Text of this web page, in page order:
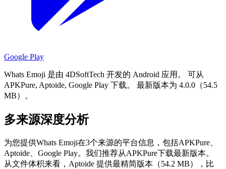
Google Play
Whats Emoji 是由 4DSoftTech 开发的 Android 应用。
可从
APKPure, Aptoide, Google Play 下载。
最新版本为 4.0.0（54.5
MB）。
多来源深度分析
为您提供Whats Emoji在3个来源的平台信息，包括APKPure、
Aptoide、Google Play。我们推荐从APKPure下载最新版本。
从文件体积来看，Aptoide 提供最精简版本（54.2 MB），比